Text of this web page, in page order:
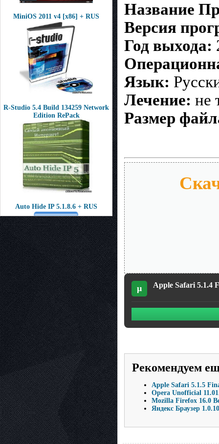
MiniOS 2011 v4 [x86] + RUS
R-Studio 5.4 Build 134259 Network
Edition RePack
Auto Hide IP 5.1.8.6 + RUS
Название
Версия
Год выхода:
Язык:
Лечение: не
Размер
µ Apple Safari 5.1.4
Рекомендуем
Apple Safari 5.1.5
Opera Unofficial
Mozilla Firefox 16.0
Яндекс Браузер